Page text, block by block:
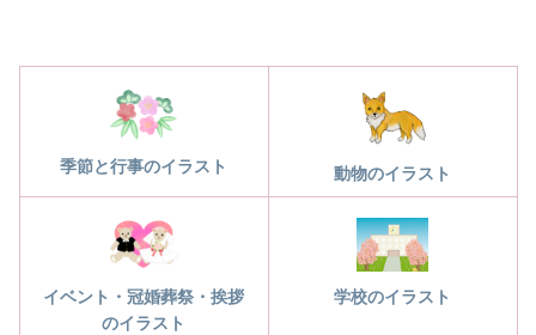
季節と行事のイラスト 動物のイラスト
イベント・冠婚葬祭・挨拶
のイラスト
学校のイラスト